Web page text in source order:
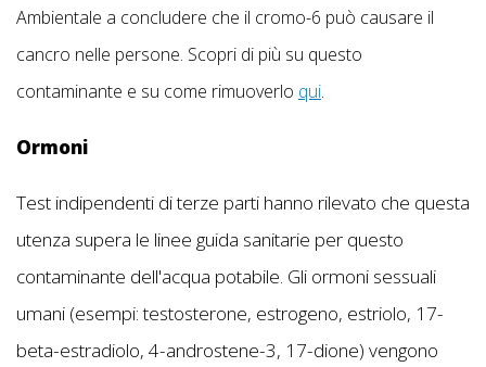
Ambientale a concludere che il cromo-6 può causare il
cancro nelle persone. Scopri di più su questo
contaminante e su come rimuoverlo qui.
Ormoni
Test indipendenti di terze parti hanno rilevato che questa
utenza supera le linee guida sanitarie per questo
contaminante dell'acqua potabile. Gli ormoni sessuali
umani (esempi: testosterone, estrogeno, estriolo, 17-
beta-estradiolo, 4-androstene-3, 17-dione) vengono